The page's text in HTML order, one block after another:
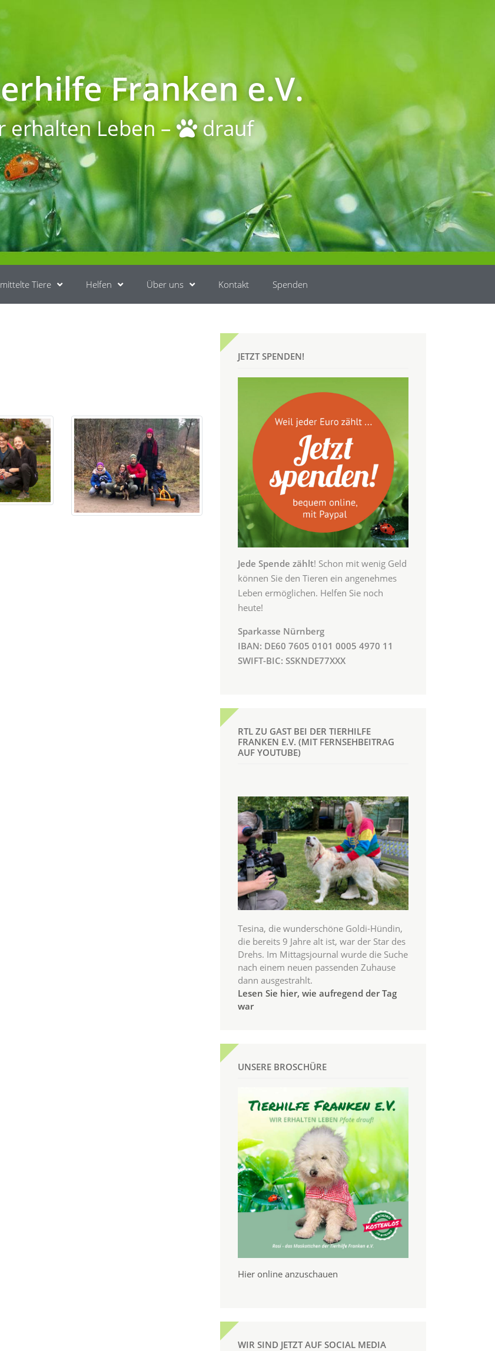
Franken e.V.
erhalten Leben – drauf
Tiere Helfen Über uns Kontakt Spenden
JETZT SPENDEN!
Jede Spende zählt! Schon mit wenig Geld
können Sie den Tieren ein angenehmes
Leben ermöglichen. Helfen Sie noch
heute!
Sparkasse Nürnberg
IBAN: DE60 7605 0101 0005 4970 11
SWIFT-BIC: SSKNDE77XXX
RTL ZU GAST BEI DER TIERHILFE
FRANKEN E.V. (MIT FERNSEHBEITRAG
AUF YOUTUBE)
Tesina, die wunderschöne Goldi-Hündin,
die bereits 9 Jahre alt ist, war der Star des
Drehs. Im Mittagsjournal wurde die Suche
nach einem neuen passenden Zuhause
dann ausgestrahlt.
Lesen Sie hier, wie aufregend der Tag
war
UNSERE BROSCHÜRE
Hier online anzuschauen
WIR SIND JETZT AUF SOCIAL MEDIA